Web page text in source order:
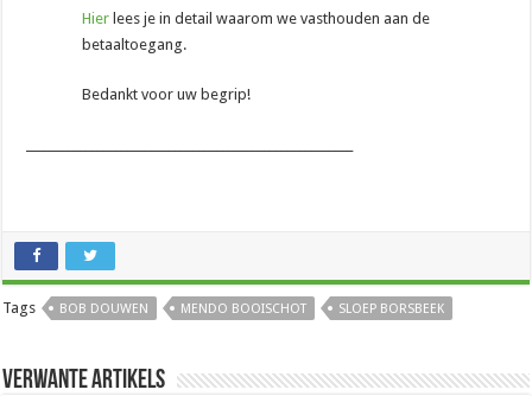
Hier lees je in detail waarom we vasthouden aan de
betaaltoegang.
Bedankt voor uw begrip!
Tags BOB DOUWEN MENDO BOOISCHOT SLOEP BORSBEEK
Verwante artikels